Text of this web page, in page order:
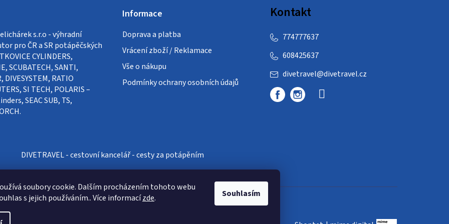
soubory cookie. Dalším procházením tohoto webu
s jejich používáním.. Více informacízde. Souhlasím
s.r.o - výhradní
pro ČR a SR potápěčských
CYLINDERS,
SCUBATECH, SANTI,
DIVESYSTEM, RATIO
SI TECH, POLARIS –
SEAC SUB, TS,
Informace
Doprava a platba
Vrácení zboží / Reklamace
Vše o nákupu
Podmínky ochrany osobních údajů
Kontakt
divetravel@divetravel.cz
608425637
774777637
DIVETRAVEL - cestovní kancelář - cesty za potápěním